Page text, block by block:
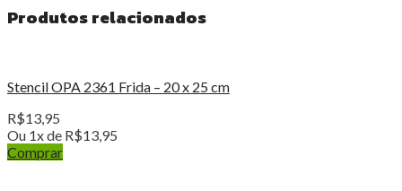
Produtos relacionados
Stencil OPA 2361 Frida – 20 x 25 cm
R$13,95
Ou 1x de R$13,95
Comprar